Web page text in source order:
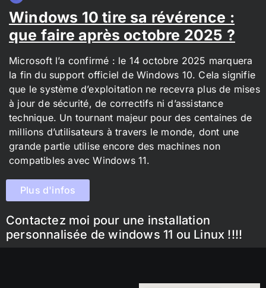
Windows 10 tire sa révérence :
que faire après octobre 2025 ?
Microsoft l’a confirmé : le 14 octobre 2025 marquera
la fin du support officiel de Windows 10. Cela signifie
que le système d’exploitation ne recevra plus de mises
à jour de sécurité, de correctifs ni d’assistance
technique. Un tournant majeur pour des centaines de
millions d’utilisateurs à travers le monde, dont une
grande partie utilise encore des machines non
compatibles avec Windows 11.
Plus d'infos
Contactez moi pour une installation
personnalisée de windows 11 ou Linux !!!!